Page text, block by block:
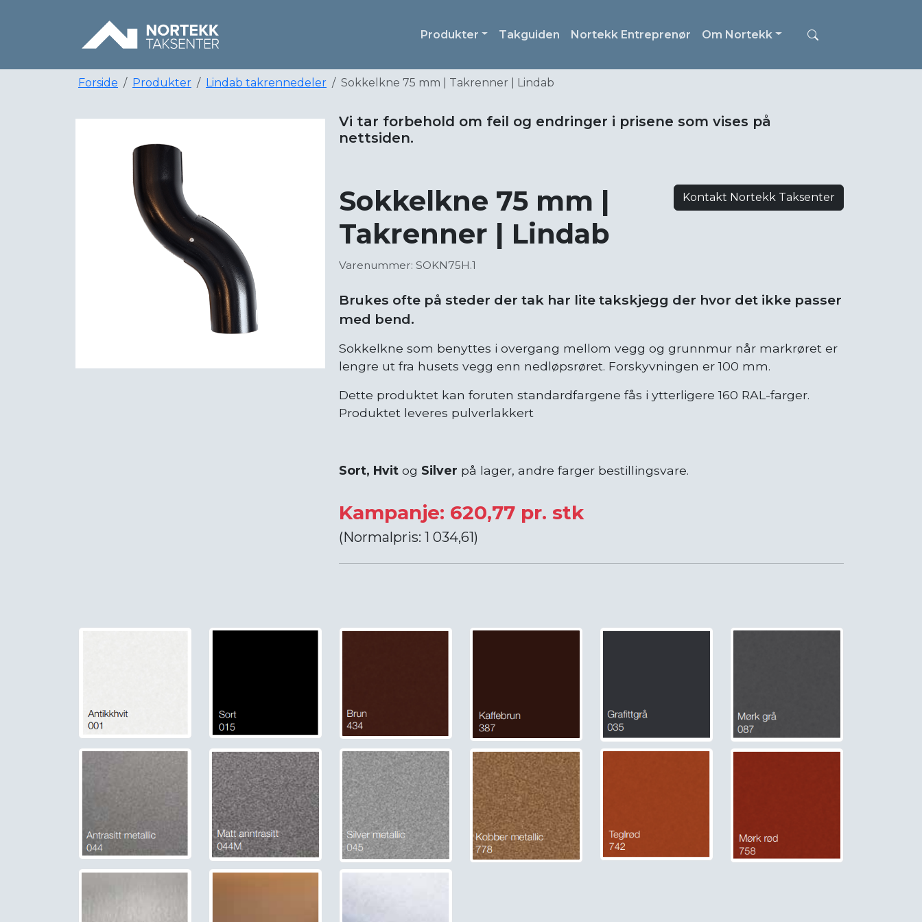
Produkter Takguiden Nortekk Entreprenør Om Nortekk
Forside Produkter Lindab takrennedeler Sokkelkne 75 mm | Takrenner | Lindab
Vi tar forbehold om feil og endringer i prisene som vises på
nettsiden.
Kontakt Nortekk Taksenter
Sokkelkne 75 mm |
Takrenner | Lindab
Varenummer: SOKN75H.1
Brukes ofte på steder der tak har lite takskjegg der hvor det ikke passer
med bend.
Sokkelkne som benyttes i overgang mellom vegg og grunnmur når markrøret er
lengre ut fra husets vegg enn nedløpsrøret. Forskyvningen er 100 mm.​​​
Dette produktet kan foruten standardfargene fås i ytterligere 160 RAL-farger.
Produktet leveres pulverlakkert
Sort, Hvit og Silver på lager, andre farger bestillingsvare.
Kampanje: 620,77 pr. stk
(Normalpris: 1 034,61)